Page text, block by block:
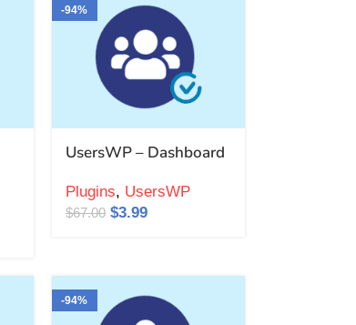
-94%
UsersWP – Dashboard
Plugins, UsersWP
$67.00 $3.99
-94%